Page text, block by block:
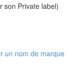
son Private label)
un nom de marque